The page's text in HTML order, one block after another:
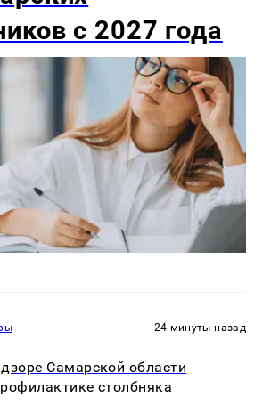
с 2027 года
24 минуты назад
Самарской области
столбняка